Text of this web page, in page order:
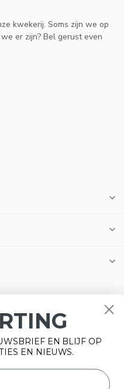
kwekerij. Soms zijn we op
er zijn? Bel gerust even
EN BLIJF OP
EN NIEUWS.